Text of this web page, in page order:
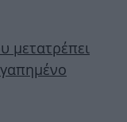
μετατρέπει